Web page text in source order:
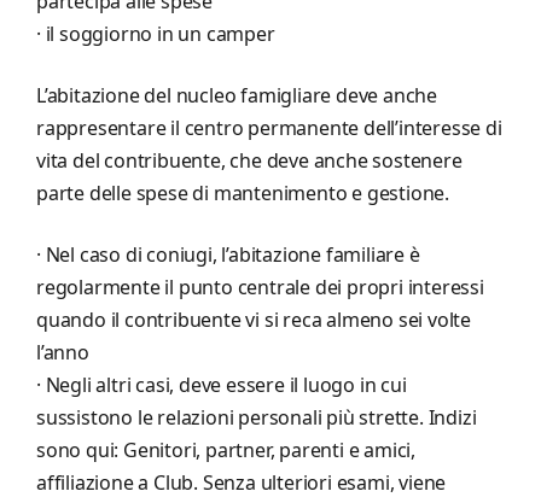
· il soggiorno in un camper
L’abitazione del nucleo famigliare deve anche
rappresentare il centro permanente dell’interesse di
vita del contribuente, che deve anche sostenere
parte delle spese di mantenimento e gestione.
· Nel caso di coniugi, l’abitazione familiare è
regolarmente il punto centrale dei propri interessi
quando il contribuente vi si reca almeno sei volte
l’anno
· Negli altri casi, deve essere il luogo in cui
sussistono le relazioni personali più strette. Indizi
sono qui: Genitori, partner, parenti e amici,
affiliazione a Club. Senza ulteriori esami, viene